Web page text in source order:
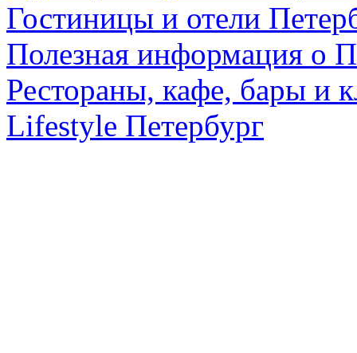
Гостиницы и отели
Полезная информация о
Рестораны, кафе, бары и
Lifestyle Петербург